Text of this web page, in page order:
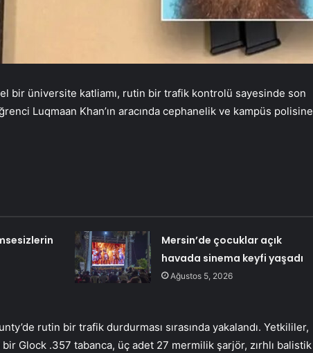
bir üniversite katliamı, rutin bir trafik kontrolü sayesinde son
Luqmaan Khan’ın aracında cephanelik ve kampüs polisine
Mersin’de çocuklar açık
havada sinema keyfi yaşadı
Ağustos 5, 2026
rutin bir trafik durdurması sırasında yakalandı. Yetkililer,
Glock .357 tabanca, üç adet 27 mermilik şarjör, zırhlı balistik